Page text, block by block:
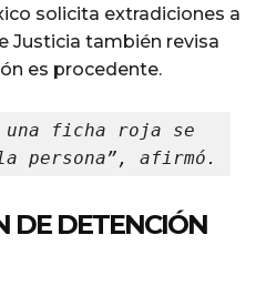
solicita extradiciones a
Justicia también revisa
es procedente.
una ficha roja se
persona”, afirmó.
DE DETENCIÓN